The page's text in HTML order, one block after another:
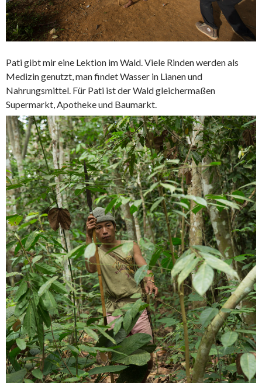
Pati gibt mir eine Lektion im Wald. Viele Rinden werden als
Medizin genutzt, man findet Wasser in Lianen und
Nahrungsmittel. Für Pati ist der Wald gleichermaßen
Supermarkt, Apotheke und Baumarkt.